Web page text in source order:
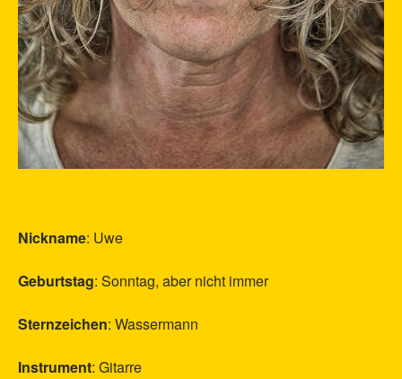
Nickname: Uwe
Geburtstag: Sonntag, aber nicht immer
Sternzeichen: Wassermann
Instrument: Gitarre